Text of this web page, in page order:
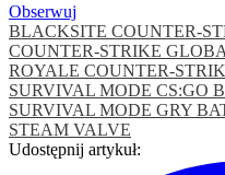
Obserwuj
BLACKSITE COUNTER-
COUNTER-STRIKE
ROYALE COUNTER-
SURVIVAL MODE CS:GO
SURVIVAL MODE GRY
STEAM VALVE
Udostępnij artykuł: